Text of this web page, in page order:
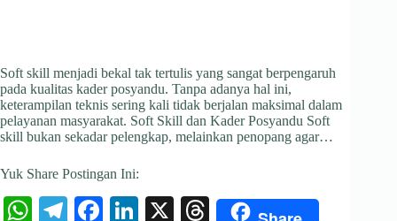
Soft skill menjadi bekal tak tertulis yang sangat berpengaruh
pada kualitas kader posyandu. Tanpa adanya hal ini,
keterampilan teknis sering kali tidak berjalan maksimal dalam
pelayanan masyarakat. Soft Skill dan Kader Posyandu Soft
skill bukan sekadar pelengkap, melainkan penopang agar…
Yuk Share Postingan Ini:
W
Te
Fa
Li
X
T